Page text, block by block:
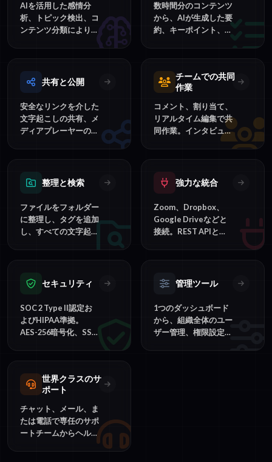
AIを活用した感情分
析、トピック検出、コ
ンテンツ分類により、
文字起こしからインサ
数時間分のコンテンツ
から、AIが生成した要
約、キーポイント、ア
共有と公開
安全なリンクを介した
文字起こしの共有、メ
ディアプレーヤーの埋
チームでの共同
作業
コメント、割り当て、
リアルタイム編集で共
同作業。インタビュー
や会議をレビューする
整理と検索
ファイルをフォルダー
に整理し、タグを追加
し、すべての文字起こ
強力な統合
Zoom、Dropbox、
Google Driveなどと
接続。REST APIとウ
セキュリティ
SOC 2 Type II認定お
よびHIPAA準拠。
AES-256暗号化、SSO
管理ツール
1つのダッシュボード
から、組織全体のユー
ザー管理、権限設定、
世界クラスのサ
ポート
チャット、メール、ま
たは電話で専任のサポ
ートチームからヘルプ
を受けられます。エン